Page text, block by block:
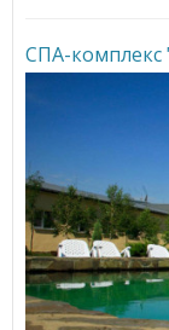
СПА-комплекс